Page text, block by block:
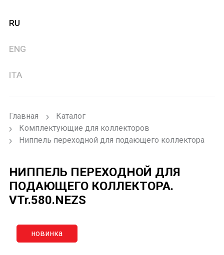
RU
ENG
ITA
Главная
Каталог
Комплектующие для коллекторов
Ниппель переходной для подающего коллектора
НИППЕЛЬ ПЕРЕХОДНОЙ ДЛЯ
ПОДАЮЩЕГО КОЛЛЕКТОРА.
VTr.580.NEZS
новинка